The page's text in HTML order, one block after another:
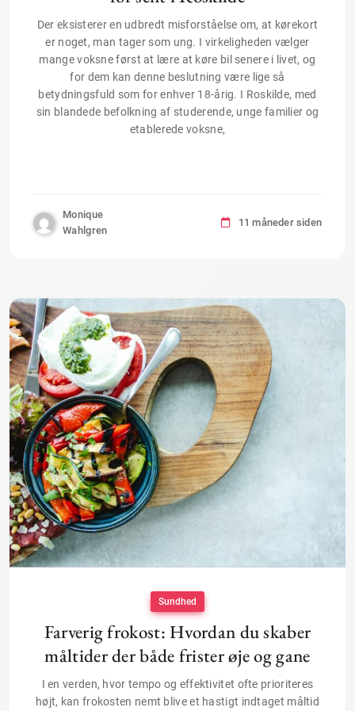
Der eksisterer en udbredt misforståelse om, at kørekort
er noget, man tager som ung. I virkeligheden vælger
mange voksne først at lære at køre bil senere i livet, og
for dem kan denne beslutning være lige så
betydningsfuld som for enhver 18-årig. I Roskilde, med
sin blandede befolkning af studerende, unge familier og
etablerede voksne,
Monique
Wahlgren
11 måneder siden
Sundhed
Farverig frokost: Hvordan du skaber
måltider der både frister øje og gane
I en verden, hvor tempo og effektivitet ofte prioriteres
højt, kan frokosten nemt blive et hastigt indtaget måltid